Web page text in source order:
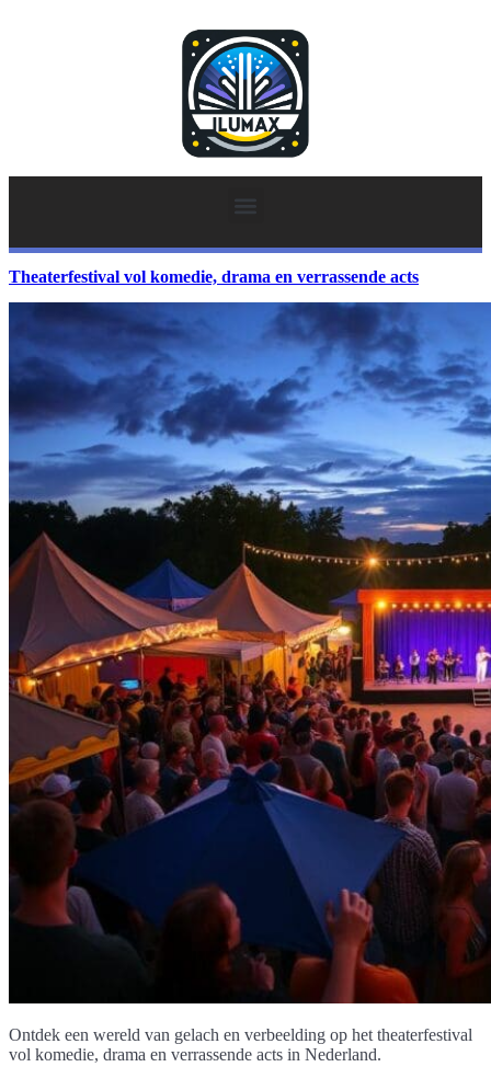
Theaterfestival vol komedie, drama en verrassende acts
Ontdek een wereld van gelach en verbeelding op het theaterfestival
vol komedie, drama en verrassende acts in Nederland.